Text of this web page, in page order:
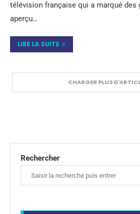
télévision française qui a marqué des
aperçu…
LIRE LA SUITE
CHARGER PLUS
Rechercher